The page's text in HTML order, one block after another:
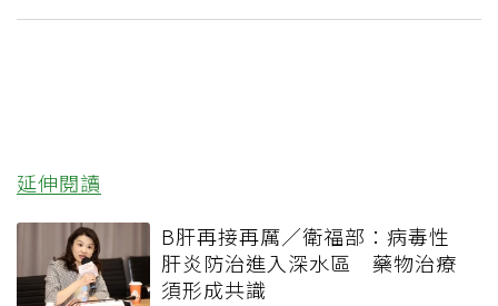
延伸閱讀
B肝再接再厲／衛福部：病毒性
肝炎防治進入深水區 藥物治療
須形成共識